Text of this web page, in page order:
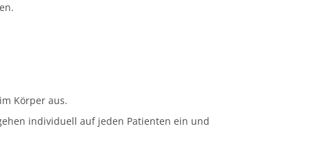
Körper aus.
individuell auf jeden Patienten ein und